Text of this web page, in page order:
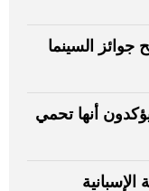
السينما
أنها تحمي